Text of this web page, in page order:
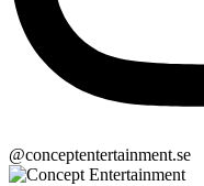
@conceptentertainment.se